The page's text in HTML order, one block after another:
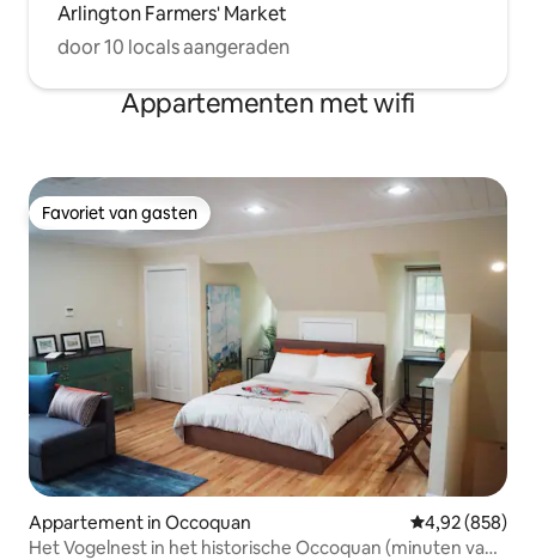
Arlington Farmers' Market
door 10 locals aangeraden
Appartementen met wifi
Favoriet van gasten
Favoriet van gasten
Appartement in Occoquan Gemiddelde
4,92 (858)
Het Vogelnest in het historische Occoquan (minuten van